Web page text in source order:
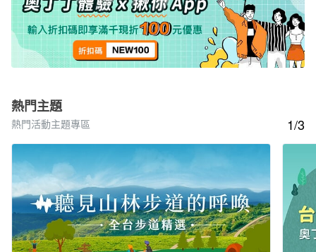
熱門主題
熱門活動主題專區 1/3